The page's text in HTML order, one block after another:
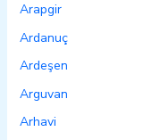
Arapgir
Ardanuç
Ardeşen
Arguvan
Arhavi